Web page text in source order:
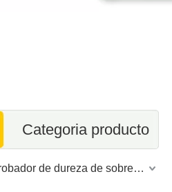
Categoria producto
Probador de dureza de sobremesa